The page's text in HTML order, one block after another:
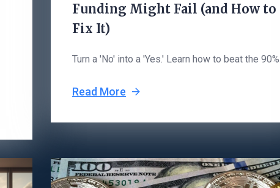
Funding Might Fail (and How to
Fix It)
Turn a 'No' into a 'Yes.' Learn how to beat the 90%...
Read More